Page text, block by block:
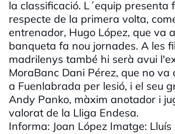
la classificació. L´equip presenta
respecte de la primera volta,
entrenador, Hugo López, que va
banqueta fa nou jornades. A les
madrilenys també hi serà avui
MoraBanc Dani Pérez, que no
a Fuenlabrada per lesió, i el seu
Andy Panko, màxim anotador i
valorat de la Lliga Endesa.
Informa: Joan López Imatge: Lluís